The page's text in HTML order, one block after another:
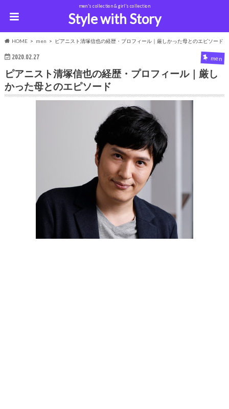
men's collection & girl's collection
Style with Story
HOME men ピアニスト清塚信也の経歴・プロフィール｜厳しかった母とのエピソード
2020.02.27 men
ピアニスト清塚信也の経歴・プロフィール｜厳し
かった母とのエピソード